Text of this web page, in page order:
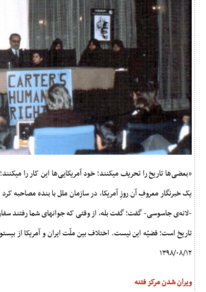
«بعضی‌ها تاریخ را تحریف میکنند؛ خود آمریکایی‌ها این کار را
یک خبرنگار معروفِ آن روزِ آمریکا، در سازمان ملل با بنده مصاحبه
-لانه‌ی جاسوسی- گفت؛ گفت بله، از وقتی که جوانهای شما رفتند
تاریخ است؛ قضیّه این نیست. اختلاف بین ملّت ایران و آمریکا از
۱۳۹۸/۰۸/۱۲
ویران شدن مرکز فتنه